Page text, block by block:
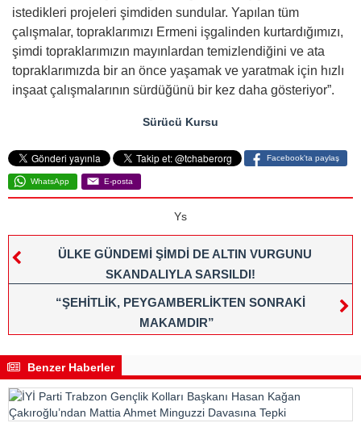
istedikleri projeleri şimdiden sundular. Yapılan tüm
çalışmalar, topraklarımızı Ermeni işgalinden kurtardığımızı,
şimdi topraklarımızın mayınlardan temizlendiğini ve ata
topraklarımızda bir an önce yaşamak ve yaratmak için hızlı
inşaat çalışmalarının sürdüğünü bir kez daha gösteriyor”.
Sürücü Kursu
Facebook'ta paylaş
WhatsApp E-posta
Ys
ÜLKE GÜNDEMİ ŞİMDİ DE ALTIN VURGUNU
SKANDALIYLA SARSILDI!
“ŞEHİTLİK, PEYGAMBERLİKTEN SONRAKİ
MAKAMDIR”
Benzer Haberler